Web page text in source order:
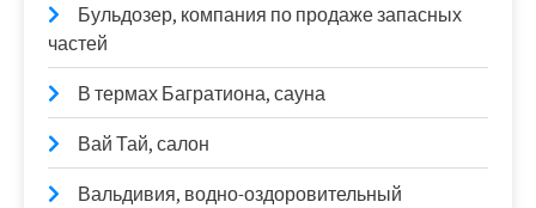
Бульдозер, компания по продаже запасных
частей
В термах Багратиона, сауна
Вай Тай, салон
Вальдивия, водно-оздоровительный